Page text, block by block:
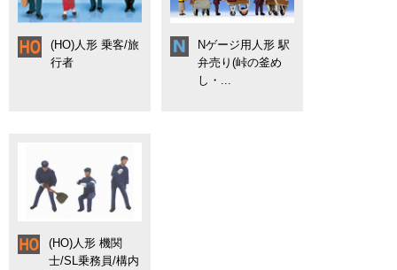
(HO)人形 乗客/旅
行者
Nゲージ用人形 駅
弁売り(峠の釜め
し・...
(HO)人形 機関
士/SL乗務員/構内